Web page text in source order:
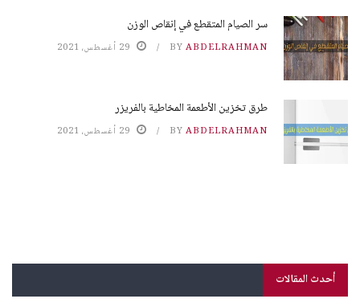
سر الصيام المتقطع في إنقاص الوزن
BY ABDELRAHMAN 29 أغسطس، 2021
طرق تخزين الأطعمة المخاطية بالفريزر
BY ABDELRAHMAN 29 أغسطس، 2021
أحدث المقالات